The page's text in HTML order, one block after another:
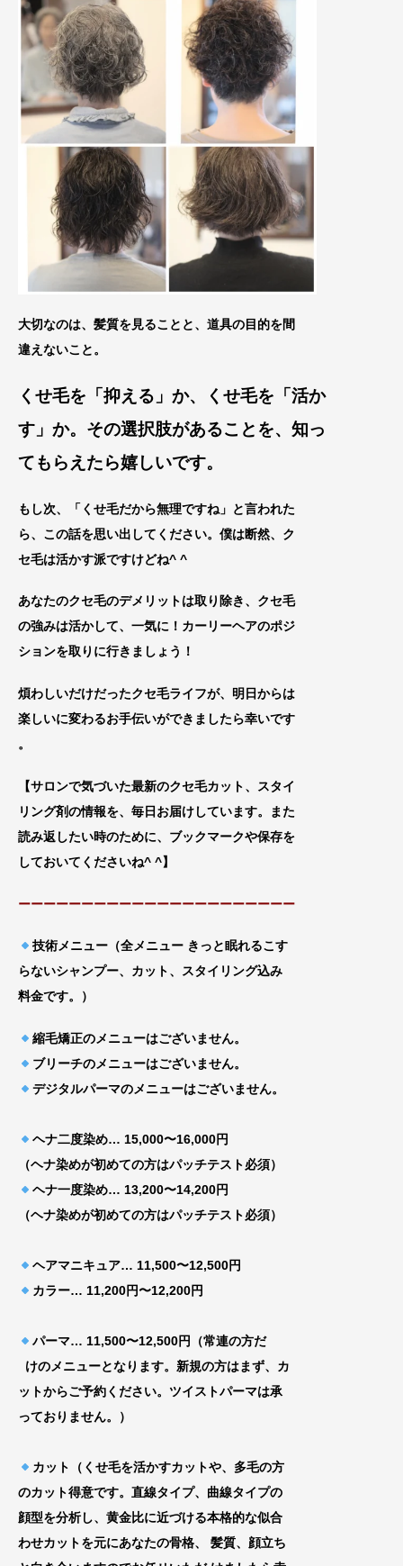
大切なのは、髪質を見ることと、道具の目的を間
違えないこと。
くせ毛を「抑える」か、くせ毛を「活か
す」か。その選択肢があることを、知っ
てもらえたら嬉しいです。
もし次、「くせ毛だから無理ですね」と言われた
ら、 この話を思い出してください。僕は断然、ク
セ毛は活かす派ですけどね^ ^
あなたのクセ毛のデメリットは取り除き、クセ毛
の強みは活かして、一気に！カーリーヘアのポジ
ションを取りに行きましょう！
煩わしいだけだったクセ毛ライフが、明日からは
楽しいに変わるお手伝いができましたら幸いです
。
【サロンで気づいた最新のクセ毛カット、スタイ
リング剤の情報を、毎日お届けしています。また
読み返したい時のために、ブックマークや保存を
しておいてくださいね^ ^】
ーーーーーーーーーーーーーーーーーーーーーー
技術メニュー（全メニュー きっと眠れるこす
らないシャンプー、カット、スタイリング込み
料金です。）
縮毛矯正のメニューはございません。
ブリーチのメニューはございません。
デジタルパーマのメニューはございません。
ヘナ二度染め… 15,000〜16,000円
（ヘナ染めが初めての方はパッチテスト必須）
ヘナ一度染め… 13,200〜14,200円
（ヘナ染めが初めての方はパッチテスト必須）
ヘアマニキュア… 11,500〜12,500円
カラー… 11,200円〜12,200円
パーマ… 11,500〜12,500円（常連の方だ
けのメニューとなります。新規の方はまず、カ
ッ トからご予約ください。ツイストパーマは承
っておりません。）
カット（くせ毛を活かすカットや、多毛の方
のカット得意です。直線タイプ、曲線タイプの
顔型を分析し、黄金比に近づける本格的な似合
わせカットを元にあなたの骨格、
髪質、顔立ち